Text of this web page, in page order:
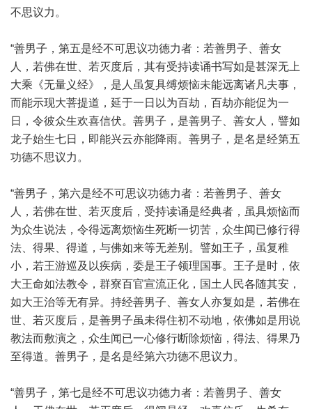
不思议力。
“善男子，第五是经不可思议功德力者：若善男子、善女
人，若佛在世、若灭度后，其有受持读诵书写如是甚深无上
大乘《无量义经》，是人虽复具缚烦恼未能远离诸凡夫事，
而能示现大菩提道，延于一日以为百劫，百劫亦能促为一
日，令彼众生欢喜信伏。善男子，是善男子、善女人，譬如
龙子始生七日，即能兴云亦能降雨。善男子，是名是经第五
功德不思议力。
“善男子，第六是经不可思议功德力者：若善男子、善女
人，若佛在世、若灭度后，受持读诵是经典者，虽具烦恼而
为众生说法，令得远离烦恼生死断一切苦，众生闻已修行得
法、得果、得道，与佛如来等无差别。譬如王子，虽复稚
小，若王游巡及以疾病，委是王子领理国事。王子是时，依
大王命如法教令，群寮百官宣流正化，国土人民各随其安，
如大王治等无有异。持经善男子、善女人亦复如是，若佛在
世、若灭度后，是善男子虽未得住初不动地，依佛如是用说
教法而敷演之，众生闻已一心修行断除烦恼，得法、得果乃
至得道。善男子，是名是经第六功德不思议力。
“善男子，第七是经不可思议功德力者：若善男子、善女